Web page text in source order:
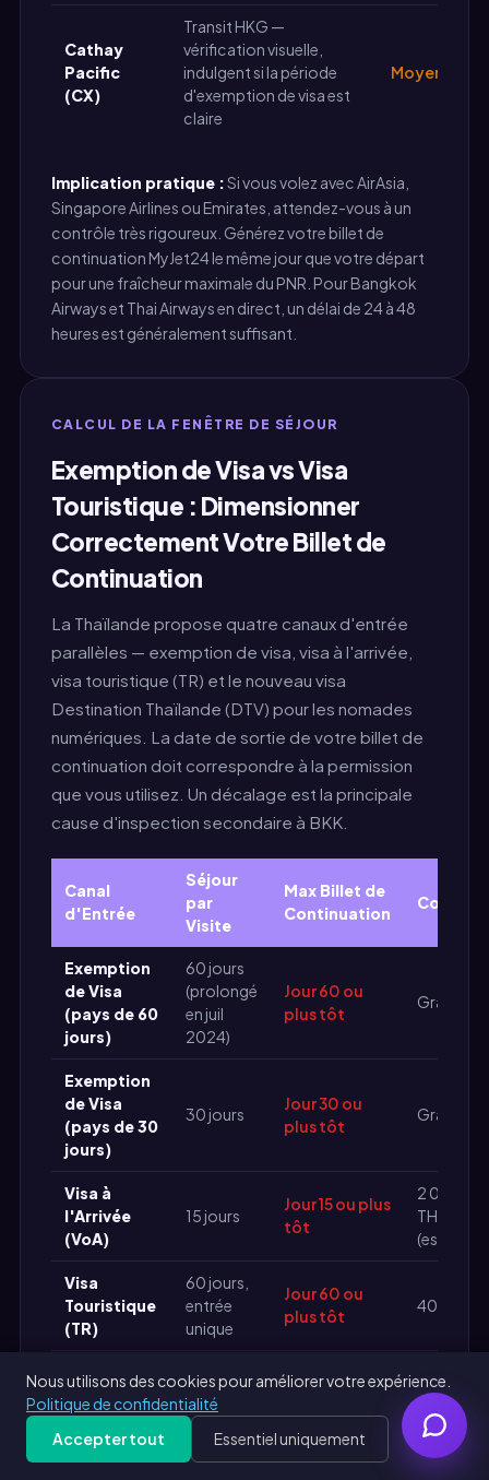
Cathay
Pacific
(CX)
Transit HKG —
vérification visuelle,
indulgent si la période
d'exemption de visa est
claire
Moyen
Implication pratique :Si vous volez avec AirAsia,
Singapore Airlines ou Emirates, attendez-vous à un
contrôle très rigoureux. Générez votre billet de
continuation MyJet24 le même jour que votre départ
pour une fraîcheur maximale du PNR. Pour Bangkok
Airways et Thai Airways en direct, un délai de 24 à 48
heures est généralement suffisant.
CALCUL DE LA FENÊTRE DE SÉJOUR
Exemption de Visa vs Visa
Touristique : Dimensionner
Correctement Votre Billet de
Continuation
La Thaïlande propose quatre canaux d'entrée
parallèles — exemption de visa, visa à l'arrivée,
visa touristique (TR) et le nouveau visa
Destination Thaïlande (DTV) pour les nomades
numériques. La date de sortie de votre billet de
continuation doit correspondre à la permission
que vous utilisez. Un décalage est la principale
cause d'inspection secondaire à BKK.
Canal
d'Entrée
Séjour
par
Visite
Max Billet de
Continuation
Coût
Exemption
de Visa
(pays de 60
jours)
60 jours
(prolongé
en juil
2024)
Jour 60 ou
plus tôt
Gratuit
Exemption
de Visa
(pays de 30
jours)
30 jours
Jour 30 ou
plus tôt
Gratuit
Visa à
l'Arrivée
(VoA)
15 jours
Jour 15 ou plus
tôt
2 000
THB
(espèces)
Visa
Touristique
(TR)
60 jours,
entrée
unique
Jour 60 ou
plus tôt
40 USD
METV
(Multi-
mois)
60 jours
par
entrée
(max
180/an)
visite
200 USD
Nous utilisons des cookies pour améliorer votre expérience.
Politique de confidentialité
Accepter tout
Essentiel uniquement
Get Free PDF — 30 seconds Generate Free